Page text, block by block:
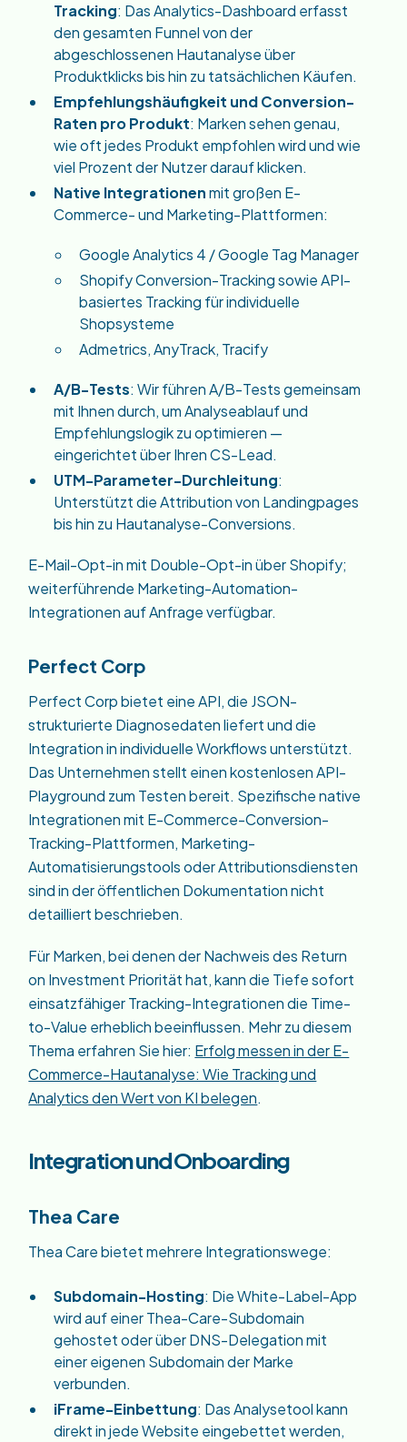
Tracking: Das Analytics-Dashboard erfasst
den gesamten Funnel von der
abgeschlossenen Hautanalyse über
Produktklicks bis hin zu tatsächlichen Käufen.
Empfehlungshäufigkeit und Conversion-
Raten pro Produkt: Marken sehen genau,
wie oft jedes Produkt empfohlen wird und wie
viel Prozent der Nutzer darauf klicken.
Native Integrationenmit großen E-
Commerce- und Marketing-Plattformen:
Google Analytics 4 / Google Tag Manager
Shopify Conversion-Tracking sowie API-
basiertes Tracking für individuelle
Shopsysteme
Admetrics, AnyTrack, Tracify
A/B-Tests: Wir führen A/B-Tests gemeinsam
mit Ihnen durch, um Analyseablauf und
Empfehlungslogik zu optimieren —
eingerichtet über Ihren CS-Lead.
UTM-Parameter-Durchleitung:
Unterstützt die Attribution von Landingpages
bis hin zu Hautanalyse-Conversions.
E-Mail-Opt-in mit Double-Opt-in über Shopify;
weiterführende Marketing-Automation-
Integrationen auf Anfrage verfügbar.
Perfect Corp
Perfect Corp bietet eine API, die JSON-
strukturierte Diagnosedaten liefert und die
Integration in individuelle Workflows unterstützt.
Das Unternehmen stellt einen kostenlosen API-
Playground zum Testen bereit. Spezifische native
Integrationen mit E-Commerce-Conversion-
Tracking-Plattformen, Marketing-
Automatisierungstools oder Attributionsdiensten
sind in der öffentlichen Dokumentation nicht
detailliert beschrieben.
Für Marken, bei denen der Nachweis des Return
on Investment Priorität hat, kann die Tiefe sofort
einsatzfähiger Tracking-Integrationen die Time-
to-Value erheblich beeinflussen. Mehr zu diesem
Thema erfahren Sie hier: Erfolg messen in der E-
Commerce-Hautanalyse: Wie Tracking und
Analytics den Wert von KI belegen.
Integration und Onboarding
Thea Care
Thea Care bietet mehrere Integrationswege:
Subdomain-Hosting: Die White-Label-App
wird auf einer Thea-Care-Subdomain
gehostet oder über DNS-Delegation mit
einer eigenen Subdomain der Marke
verbunden.
iFrame-Einbettung: Das Analysetool kann
direkt in jede Website eingebettet werden,